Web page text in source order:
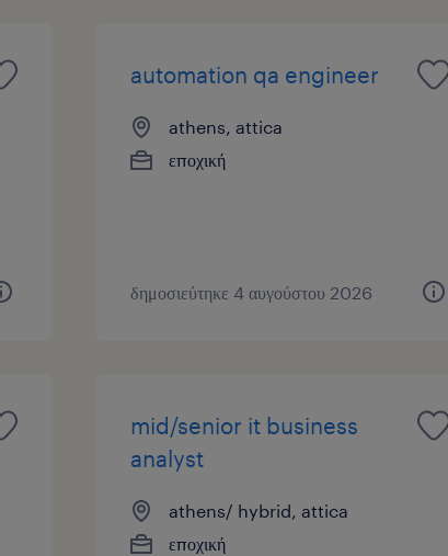
automation qa engineer
athens, attica
εποχική
δημοσιεύτηκε 4 αυγούστου 2026
mid/senior it business
analyst
athens/ hybrid, attica
εποχική